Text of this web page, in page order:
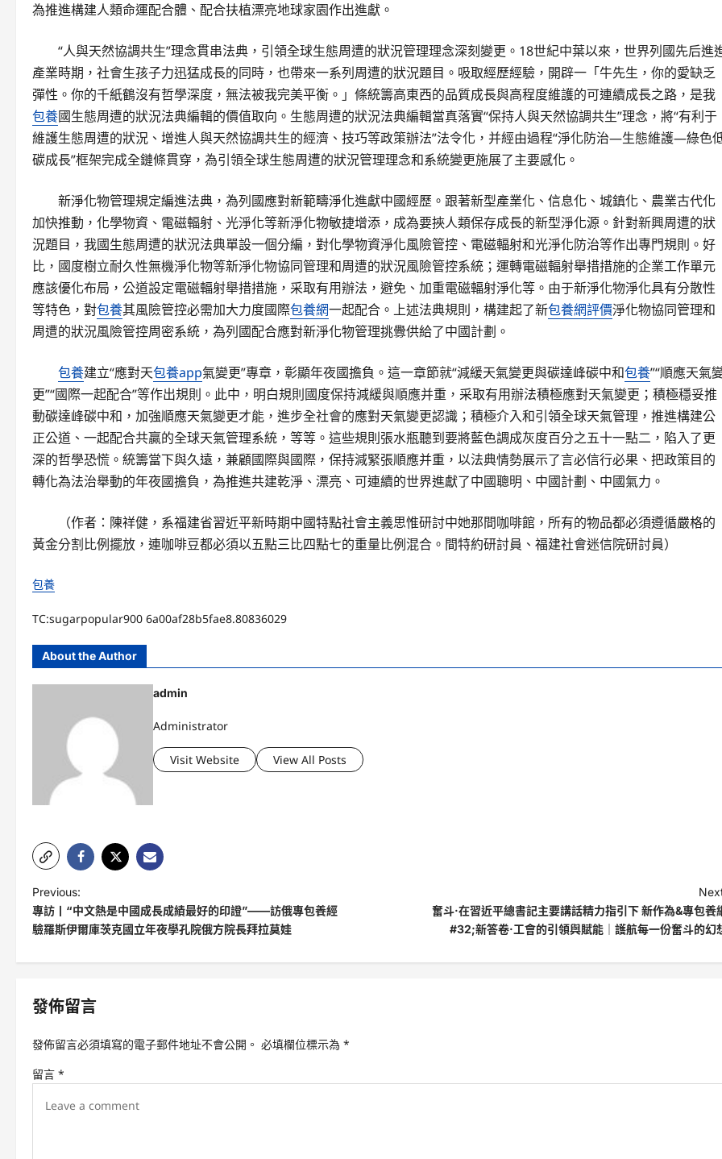
為推進構建人類命運配合體、配合扶植漂亮地球家園作出進獻。
“人與天然協調共生”理念貫串法典，引領全球生態周遭的狀況管理理念深刻變更。18世紀中葉以來，世界列國先后進
產業時期，社會生孩子力迅猛成長的同時，也帶來一系列周遭的狀況題目。吸取經歷經驗，開辟一「牛先生，你的愛缺乏
彈性。你的千紙鶴沒有哲學深度，無法被我完美平衡。」條統籌高東西的品質成長與高程度維護的可連續成長之路，是我
包養國生態周遭的狀況法典編輯的價值取向。生態周遭的狀況法典編輯當真落實“保持人與天然協調共生”理念，將“有利于
維護生態周遭的狀況、增進人與天然協調共生的經濟、技巧等政策辦法”法令化，并經由過程“淨化防治—生態維護—綠色
碳成長”框架完成全鏈條貫穿，為引領全球生態周遭的狀況管理理念和系統變更施展了主要感化。
新淨化物管理規定編進法典，為列國應對新範疇淨化進獻中國經歷。跟著新型產業化、信息化、城鎮化、農業古代化
加快推動，化學物資、電磁輻射、光淨化等新淨化物敏捷增添，成為要挾人類保存成長的新型淨化源。針對新興周遭的狀
況題目，我國生態周遭的狀況法典單設一個分編，對化學物資淨化風險管控、電磁輻射和光淨化防治等作出專門規則。好
比，國度樹立耐久性無機淨化物等新淨化物協同管理和周遭的狀況風險管控系統；運轉電磁輻射舉措措施的企業工作單元
應該優化布局，公道設定電磁輻射舉措措施，采取有用辦法，避免、加重電磁輻射淨化等。由于新淨化物淨化具有分散性
等特色，對包養其風險管控必需加大力度國際包養網一起配合。上述法典規則，構建起了新包養網評價淨化物協同管理和
周遭的狀況風險管控周密系統，為列國配合應對新淨化物管理挑釁供給了中國計劃。
包養建立“應對天包養app氣變更”專章，彰顯年夜國擔負。這一章節就“減緩天氣變更與碳達峰碳中和包養”“順應天氣
更”“國際一起配合”等作出規則。此中，明白規則國度保持減緩與順應并重，采取有用辦法積極應對天氣變更；積極穩妥推
動碳達峰碳中和，加強順應天氣變更才能，進步全社會的應對天氣變更認識；積極介入和引領全球天氣管理，推進構建公
正公道、一起配合共贏的全球天氣管理系統，等等。這些規則張水瓶聽到要將藍色調成灰度百分之五十一點二，陷入了更
深的哲學恐慌。統籌當下與久遠，兼顧國際與國際，保持減緊張順應并重，以法典情勢展示了言必信行必果、把政策目的
轉化為法治舉動的年夜國擔負，為推進共建乾淨、漂亮、可連續的世界進獻了中國聰明、中國計劃、中國氣力。
（作者：陳祥健，系福建省習近平新時期中國特點社會主義思惟研討中她那間咖啡館，所有的物品都必須遵循嚴格的
黃金分割比例擺放，連咖啡豆都必須以五點三比四點七的重量比例混合。間特約研討員、福建社會迷信院研討員）
包養
TC:sugarpopular900 6a00af28b5fae8.80836029
About the Author
admin
Administrator
Visit Website View All Posts
P
o
t
n
a
v
i
Previous:
專訪丨“中文熱是中國成長成績最好的印證”——訪俄專包養經
驗羅斯伊爾庫茨克國立年夜學孔院俄方院長拜拉莫娃
奮斗·在習近平總書記主要講話精力指引下 新作為&專包養
#32;新答卷·工會的引領與賦能｜護航每一份奮斗的幻
發佈留言
發佈留言必須填寫的電子郵件地址不會公開。 必填欄位標示為 *
留言 *